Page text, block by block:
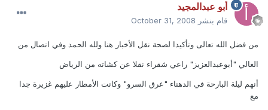
أبو عبدالمجيد
قام بنشر October 31, 2008
من فضل الله تعالى وتأكيدا لصحة نقل الأخبار هنا ولله الحمد وفي اتصال من
الغالي "أبوعبدالعزيز" راعي شقراء نقلا عن كشاته من الرياض
أنهم ليلة البارحة في الدهناء "عرق السرو" وكانت الأمطار عليهم غزيرة جدا
مع